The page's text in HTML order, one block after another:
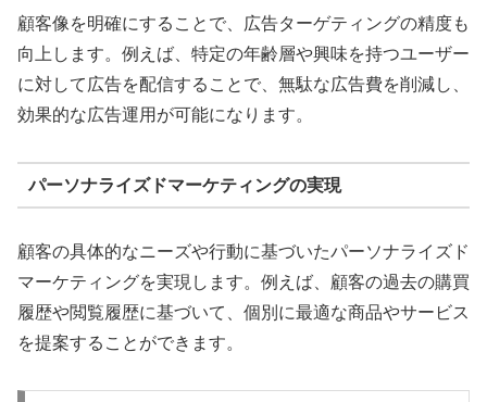
顧客像を明確にすることで、広告ターゲティングの精度も
向上します。例えば、特定の年齢層や興味を持つユーザー
に対して広告を配信することで、無駄な広告費を削減し、
効果的な広告運用が可能になります。
パーソナライズドマーケティングの実現
顧客の具体的なニーズや行動に基づいたパーソナライズド
マーケティングを実現します。例えば、顧客の過去の購買
履歴や閲覧履歴に基づいて、個別に最適な商品やサービス
を提案することができます。